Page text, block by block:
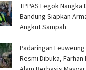
Patra Niaga
JBB Raih Gold TJSL
TPPAS Legok Nangka
Bandung Siapkan
Angkut Sampah
Padaringan
Resmi Dibuka, Farhan